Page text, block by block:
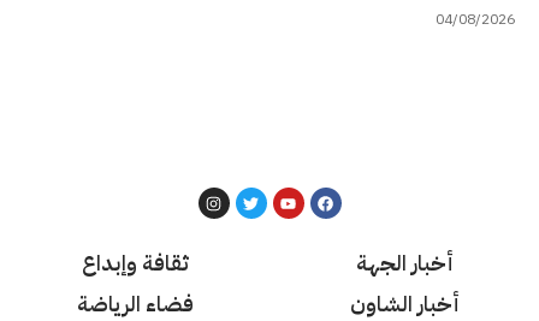
04/08/2026
أخبار الجهة
أخبار الشاون
ثقافة وإبداع
فضاء الرياضة